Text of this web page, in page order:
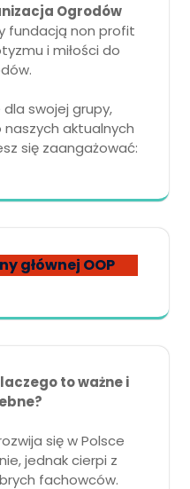
Ogrodów
fundacją non profit
i miłości do
swojej grupy,
aktualnych
się zaangażować:
głównej OOP
to ważne i
się w Polsce
jednak cierpi z
fachowców.